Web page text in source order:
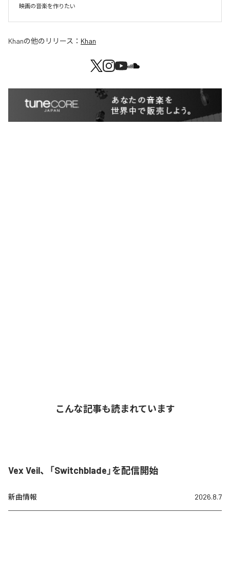
Khanの他のリリース： Khan
こんな記事も読まれています
Vex Veil、「Switchblade」を配信開始
新曲情報 2026.8.7